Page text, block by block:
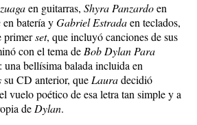
en guitarras, Shyra Panzardoen
en batería yGabriel Estradaen teclados,
primerset, que incluyó canciones de sus
con el tema deBob DylanPara
: una bellísima balada incluida en
su CD anterior, queLauradecidió
vuelo poético de esa letra tan simple y a
deDylan.